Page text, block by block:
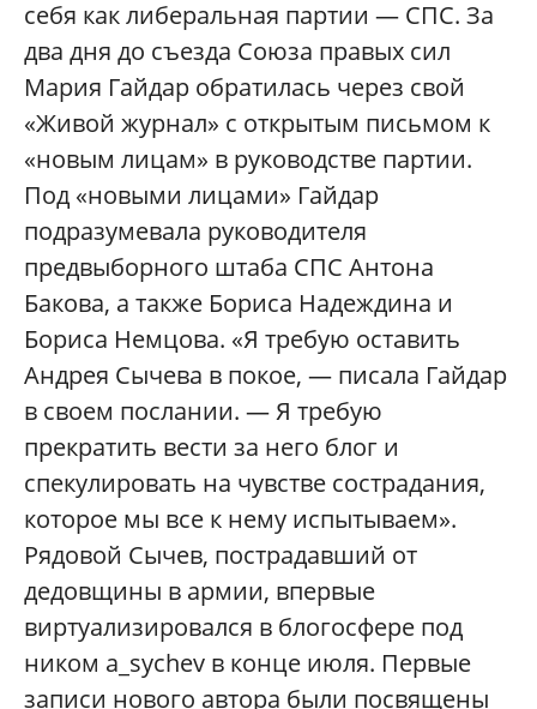
себя как либеральная партии — СПС. За
два дня до съезда Союза правых сил
Мария Гайдар обратилась через свой
«Живой журнал» с открытым письмом к
«новым лицам» в руководстве партии.
Под «новыми лицами» Гайдар
подразумевала руководителя
предвыборного штаба СПС Антона
Бакова, а также Бориса Надеждина и
Бориса Немцова. «Я требую оставить
Андрея Сычева в покое, — писала Гайдар
в своем послании. — Я требую
прекратить вести за него блог и
спекулировать на чувстве сострадания,
которое мы все к нему испытываем».
Рядовой Сычев, пострадавший от
дедовщины в армии, впервые
виртуализировался в блогосфере под
ником а_sychev в конце июля. Первые
записи нового автора были посвящены